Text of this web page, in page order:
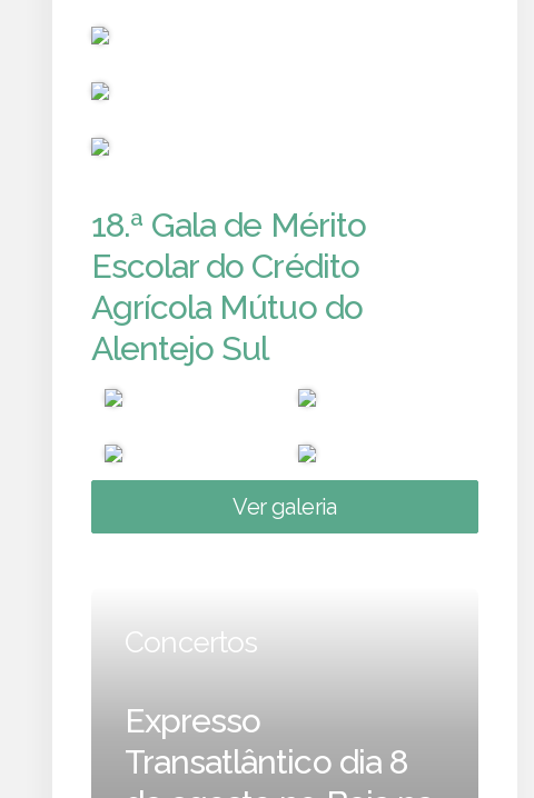
18.ª Gala de Mérito
Escolar do Crédito
Agrícola Mútuo do
Alentejo Sul
Ver galeria
Concertos
Expresso
Transatlântico dia 8